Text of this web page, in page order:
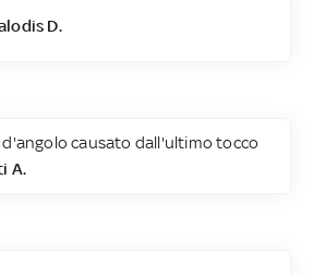
D.
d'angolo causato dall'ultimo tocco
A.